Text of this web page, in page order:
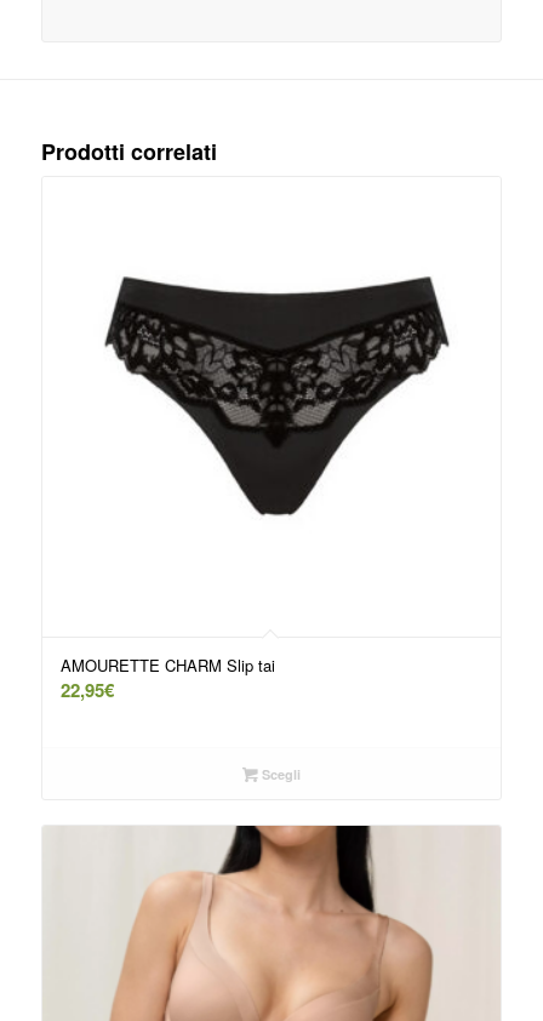
Prodotti correlati
AMOURETTE CHARM Slip tai
22,95€
Scegli